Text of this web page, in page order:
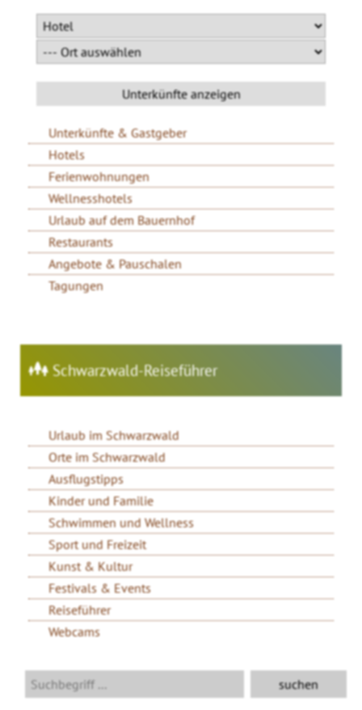
Unterkünfte & Gastgeber
Hotels
Ferienwohnungen
Wellnesshotels
Urlaub auf dem Bauernhof
Restaurants
Angebote & Pauschalen
Tagungen
Schwarzwald-Reiseführer
Urlaub im Schwarzwald
Orte im Schwarzwald
Ausflugstipps
Kinder und Familie
Schwimmen und Wellness
Sport und Freizeit
Kunst & Kultur
Festivals & Events
Reiseführer
Webcams